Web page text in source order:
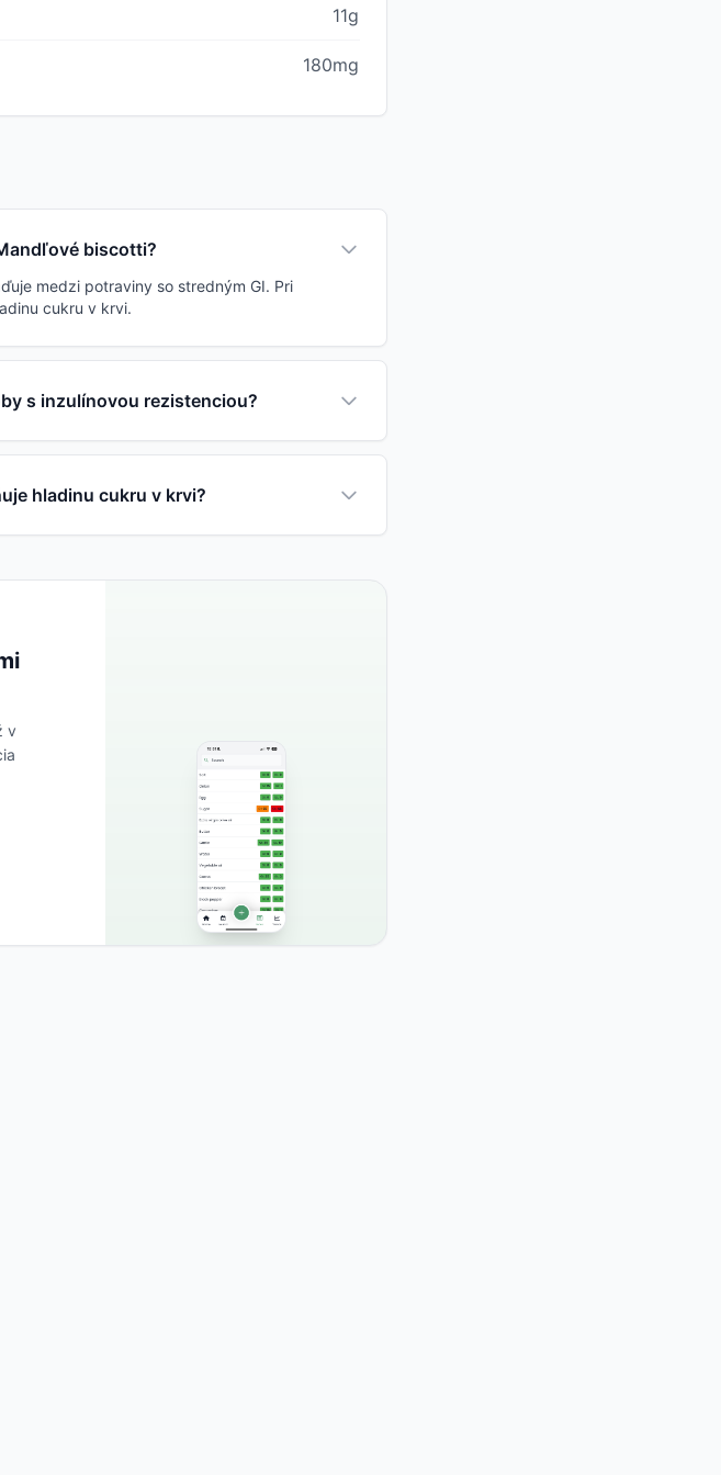
11g
180mg
biscotti?
medzi potraviny so stredným GI. Pri
cukru v krvi.
s inzulínovou rezistenciou?
hladinu cukru v krvi?
v